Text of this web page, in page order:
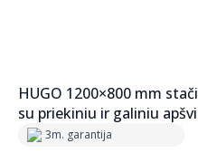
HUGO 1200×800 mm
su priekiniu ir galiniu
3m. garantija